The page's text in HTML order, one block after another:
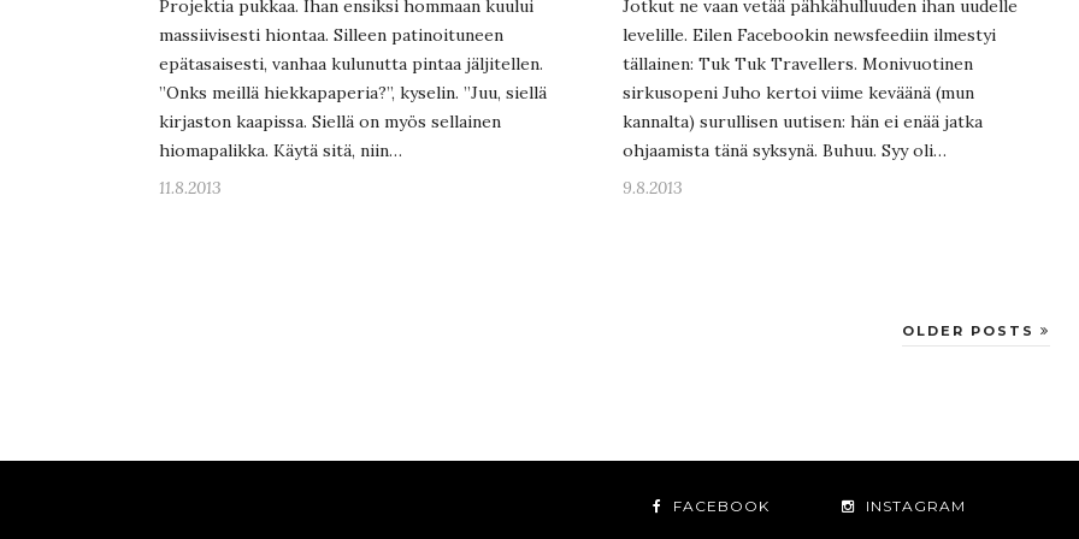
Projektia pukkaa. Ihan ensiksi hommaan kuului
massiivisesti hiontaa. Silleen patinoituneen
epätasaisesti, vanhaa kulunutta pintaa jäljitellen.
”Onks meillä hiekkapaperia?”, kyselin. ”Juu, siellä
kirjaston kaapissa. Siellä on myös sellainen
hiomapalikka. Käytä sitä, niin…
11.8.2013
Jotkut ne vaan vetää pähkähulluuden ihan uudelle
levelille. Eilen Facebookin newsfeediin ilmestyi
tällainen: Tuk Tuk Travellers. Monivuotinen
sirkusopeni Juho kertoi viime keväänä (mun
kannalta) surullisen uutisen: hän ei enää jatka
ohjaamista tänä syksynä. Buhuu. Syy oli…
9.8.2013
OLDER POSTS
FACEBOOK INSTAGRAM